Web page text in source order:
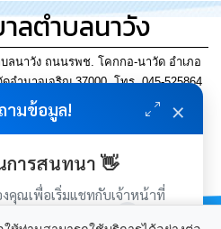
ลตำบลนาวัง
บลนาวัง ถนนรพช. โคกกอ-นาวัด อำเภอ
ดอำนาจเจริญ 37000. โทร. 045-525864
พาตนเอง พอเพียง เป็นสุข
ามข้อมูล! ×
การสนทนา 👋
คุณเพื่อเริ่มแชทกับเจ้าหน้าที่